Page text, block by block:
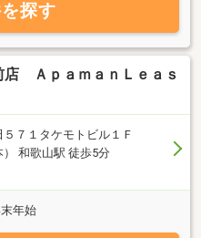
探す
店 ＡｐａｍａｎＬｅａｓ
７１タケモトビル１Ｆ
和歌山駅 徒歩5分
年始